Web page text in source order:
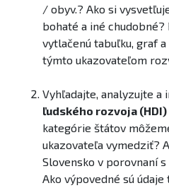
/ obyv.? Ako si
bohaté a iné
vytlačenú tabuľku, ​graf
týmto ukazovateľom
Vyhľadajte, analyzujte a
ľudského rozvoja (HDI)
kategórie štátov
ukazovateľa vymedziť?
Slovensko v porovnaní
Ako výpovedné ​sú